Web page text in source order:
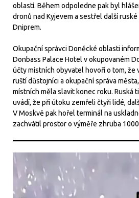
oblastí. Během odpoledne pak byl
dronů nad Kyjevem a sestřel další
Dniprem.
Okupační správci Doněcké oblasti
Donbass Palace Hotel v okupovaném
účty místních obyvatel hovoří o tom, že
ruští důstojníci a okupační správa
místních měla slavit konec roku. Ruská
uvádí, že při útoku zemřeli čtyři lidé,
V Moskvě pak hořel terminál na
zachvátil prostor o výměře zhruba